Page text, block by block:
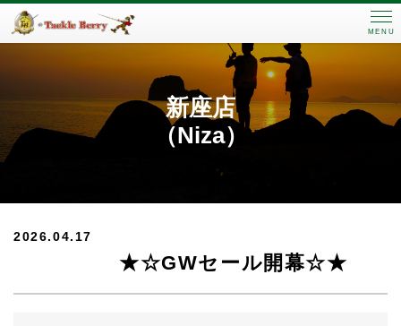
MENU
新座店
（Niza）
2026.04.17
★☆GWセール開幕☆★